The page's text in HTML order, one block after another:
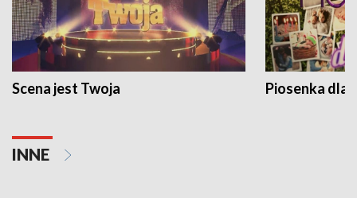
Scena jest Twoja Piosenka dla
INNE